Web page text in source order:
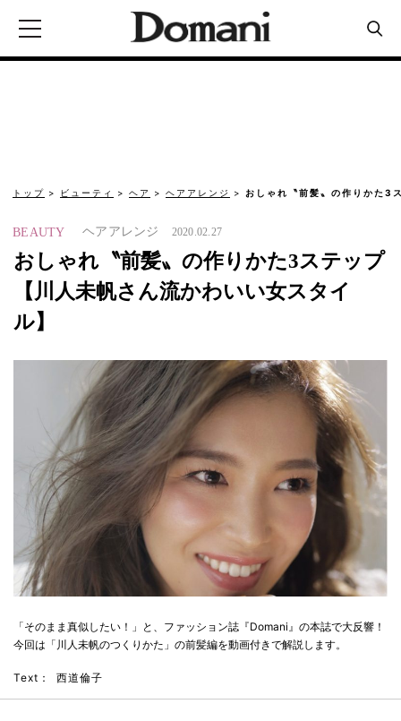
トップ ビューティ ヘア ヘアアレンジ おしゃれ〝前髪〟の作りかた3
BEAUTY ヘアアレンジ 2020.02.27
おしゃれ〝前髪〟の作りかた3ステップ
【川人未帆さん流かわいい女スタイ
ル】
「そのまま真似したい！」と、ファッション誌『Domani』の本誌で大反響！
今回は「川人未帆のつくりかた」の前髪編を動画付きで解説します。
Text： 西道倫子